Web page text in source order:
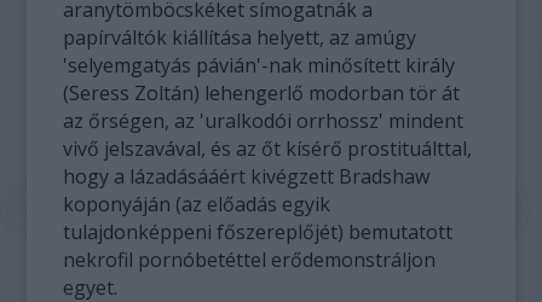
aranytömböcskéket símogatnák a
papírváltók kiállítása helyett, az amúgy
'selyemgatyás pávián'-nak minősített király
(Seress Zoltán) lehengerlő modorban tör át
az őrségen, az 'uralkodói orrhossz' mindent
vivő jelszavával, és az őt kísérő prostituálttal,
hogy a lázadásááért kivégzett Bradshaw
koponyáján (az előadás egyik
tulajdonképpeni főszereplőjét) bemutatott
nekrofil pornóbetéttel erődemonstráljon
egyet.